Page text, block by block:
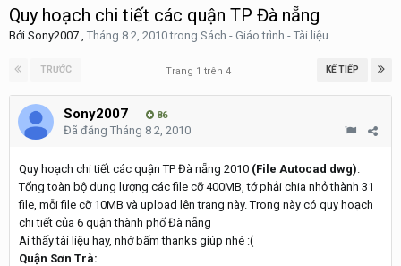
Quy hoạch chi tiết các quận TP Đà nẵng
Bởi Sony2007 , Tháng 8 2, 2010trong Sách - Giáo trình - Tài liệu
TRƯỚC KẾ TIẾP
Trang 1 trên 4
Sony2007 86
Đã đăng Tháng 8 2, 2010
Quy hoạch chi tiết các quận TP Đà nẵng 2010 (File Autocad dwg).
Tổng toàn bộ dung lượng các file cỡ 400MB, tớ phải chia nhỏ thành 31
file, mỗi file cỡ 10MB và upload lên trang này. Trong này có quy hoạch
chi tiết của 6 quận thành phố Đà nẵng
Ai thấy tài liệu hay, nhớ bấm thanks giúp nhé :(
Quận Sơn Trà: